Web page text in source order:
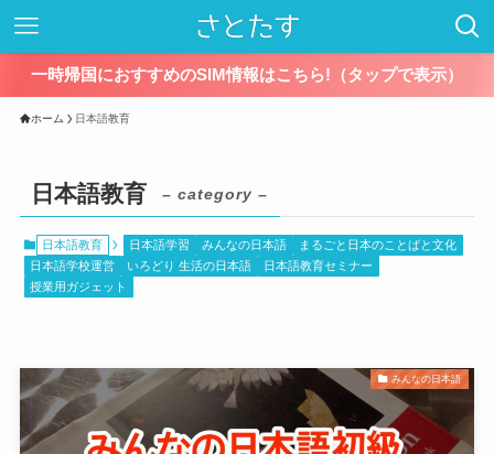
一時帰国におすすめのSIM情報はこちら!（タップで表示）
ホーム 日本語教育
日本語教育 – category –
日本語教育 日本語学習 みんなの日本語
まるごと日本のことばと文化
日本語学校運営
いろどり 生活の日本語
日本語教育セミナー
授業用ガジェット
みんなの日本語